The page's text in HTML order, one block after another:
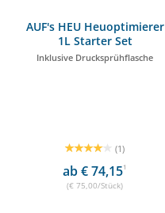
AUF's HEU Heuoptimierer
1L Starter Set
Inklusive Drucksprühflasche
(1)
ab € 74,151
(€ 75,00/Stück)